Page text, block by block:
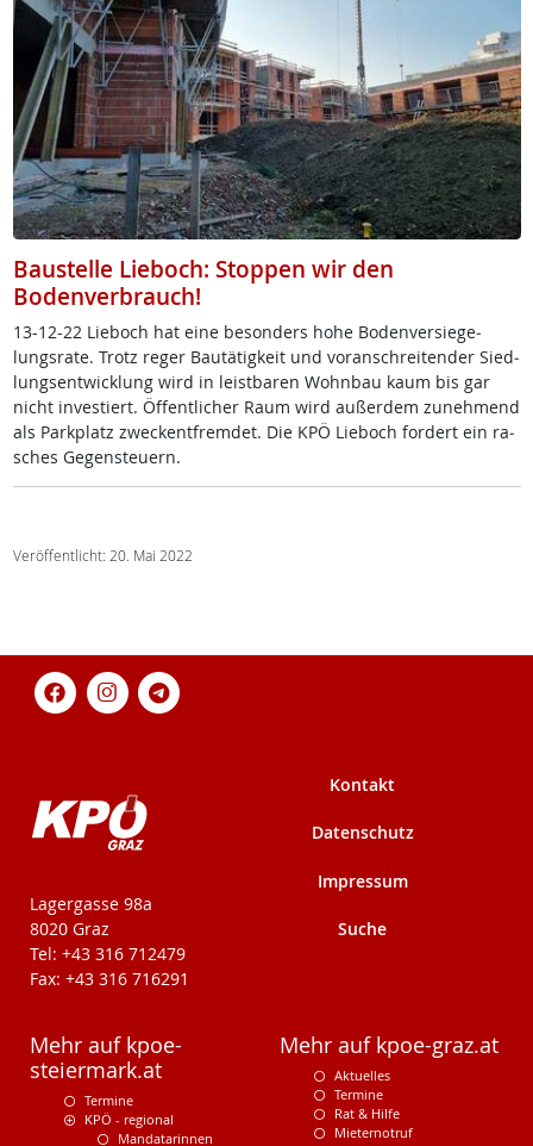
Baustelle Lieboch: Stoppen wir den
Bodenverbrauch!
13-12-22 Lie­boch hat ei­ne be­son­ders ho­he Bo­den­ver­sie­ge­
lungs­ra­te. Trotz re­ger Bau­tä­tig­keit und vor­an­sch­rei­ten­der Sied­
lungs­ent­wick­lung wird in leist­ba­ren Wohn­bau kaum bis gar
nicht in­ves­tiert. Öf­f­ent­li­cher Raum wird au­ßer­dem zu­neh­mend
als Park­platz zwe­ck­ent­f­rem­det. Die KPÖ Lie­boch for­dert ein ra­
sches Ge­gen­steu­ern.
Veröffentlicht: 20. Mai 2022
KPÖ-Steiermark
Lagergasse 98a
8020 Graz
Tel: +43 316 712479
Fax: +43 316 716291
Kontakt
Datenschutz
Impressum
Suche
Mehr auf kpoe-
steiermark.at
Termine
KPÖ - regional
Mandatarinnen
Mehr auf kpoe-graz.at
Aktuelles
Termine
Rat & Hilfe
Mieternotruf